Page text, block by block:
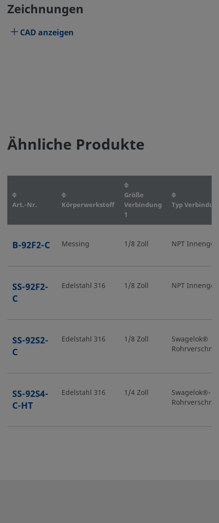
Zeichnungen
CAD anzeigen
Ähnliche Produkte
Art.-Nr. Körperwerkstoff
Größe
Verbindung
1
Typ
B-92F2-C Messing 1/8 Zoll NPT
SS-92F2-
C
Edelstahl 316 1/8 Zoll NPT
SS-92S2-
C
Edelstahl 316 1/8 Zoll
Swagelok®
SS-92S4-
C-HT
Edelstahl 316 1/4 Zoll
Swagelok®-